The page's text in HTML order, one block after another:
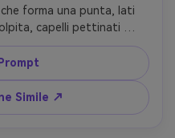
forma una punta, lati
capelli pettinati
sfondo neutro,
ultra-realistica, vibe
--ar 4:5
Simile ↗